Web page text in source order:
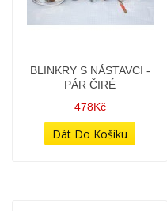
BLINKRY S NÁSTAVCI -
PÁR ČIRÉ
478Kč